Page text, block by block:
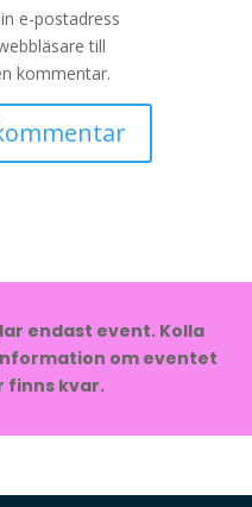
e-postadress
till
kommentar.
endast event. Kolla
om eventet
finns kvar.